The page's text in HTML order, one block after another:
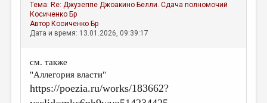
Тема: Re: Джузеппе Джоакино Белли. Сдача полномочий
Косиченко Бр
Автор Косиченко Бр
Дата и время: 13.01.2026, 09:39:17
см. также
"Аллегория власти"
https://poezia.ru/works/183662?